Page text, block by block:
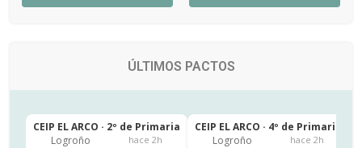
ÚLTIMOS PACTOS
CEIP EL ARCO · 2º de Primaria
Logroño
hace 2h
CEIP EL ARCO · 4º de Primaria
Logroño
hace 2h